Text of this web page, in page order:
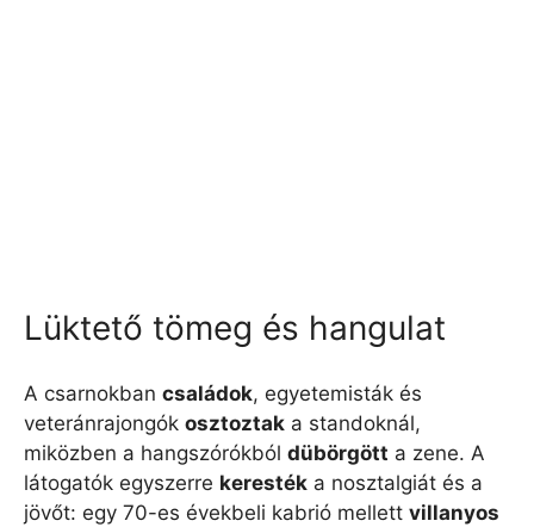
Lüktető tömeg és hangulat
A csarnokban családok, egyetemisták és
veteránrajongók osztoztak a standoknál,
miközben a hangszórókból dübörgött a zene. A
látogatók egyszerre keresték a nosztalgiát és a
jövőt: egy 70-es évekbeli kabrió mellett villanyos